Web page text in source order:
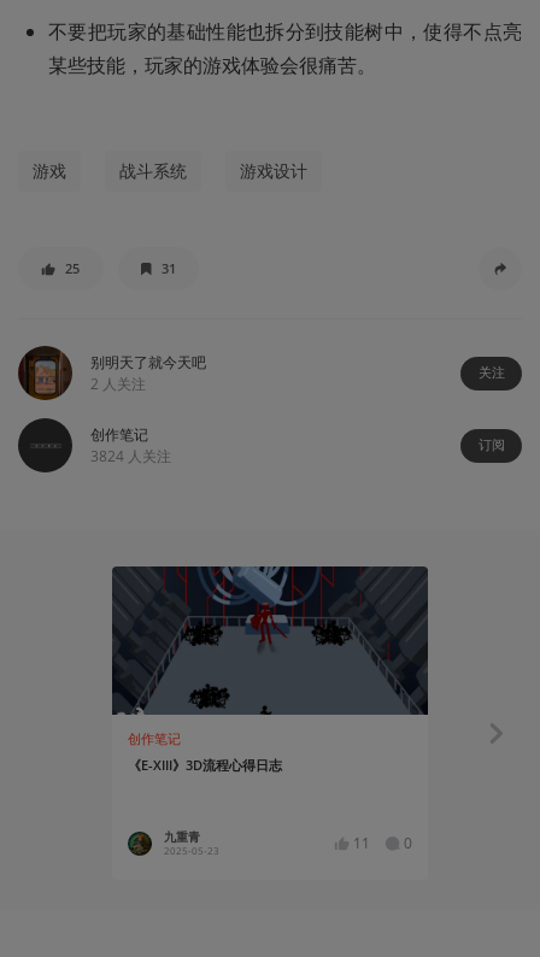
不要把玩家的基础性能也拆分到技能树中，使得不点亮
某些技能，玩家的游戏体验会很痛苦。
游戏 战斗系统 游戏设计
25 31
别明天了就今天吧
2 人关注
关注
创作笔记
3824 人关注
订阅
创作笔记
《E-XIII》3D流程心得日志
九重青
2025-05-23 11 0
知识挖掘机